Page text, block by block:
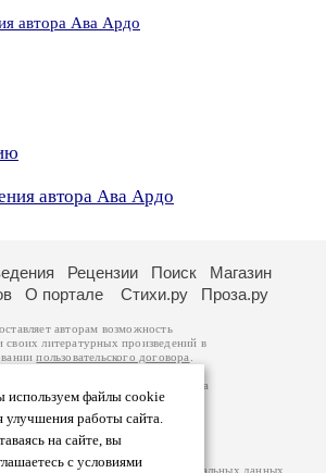
автора Ава Ардо
автора Ава Ардо
файлы cookie
улучшения работы сайта.
на сайте, вы
с условиями
Рецензии Поиск
Магазин
О портале Стихи.ру Проза.ру
авторам возможность
своих литературных произведений в
пользовательского договора
произведения принадлежат авторам
. Перепечатка произведений возможна
к которому вы можете
странице. Ответственность за
несут самостоятельно на
изаконодательства
Политики обработки персональных данных